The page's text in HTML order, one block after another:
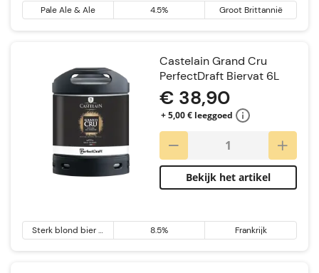
Pale Ale & Ale 4.5% Groot Brittannië
Castelain Grand Cru
PerfectDraft Biervat 6L
€ 38,90
+ 5,00 € leeggoed
Bekijk het artikel
Sterk blond bier &
Tripel
8.5% Frankrijk